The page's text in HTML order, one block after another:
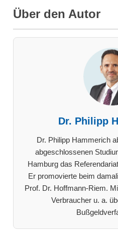
Über den Autor
Dr. Philipp
Dr. Philipp Hammerich
abgeschlossenen
Hamburg das
Er promovierte beim
Prof. Dr. Hoffmann-Riem.
Verbraucher u. a.